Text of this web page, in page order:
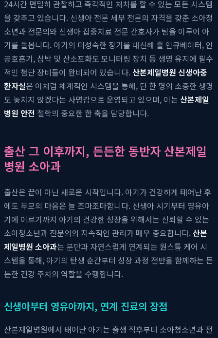
24시간 면밀히 관찰하고 즉각적인 처치를 할 수 있는 모든 시스템
을 갖추고 있습니다. 신생아 전문 세부 전문의 자격을 갖춘 소아청
소년과 전문의와 신생아 집중치료 전문 간호사가 팀을 이루어 아
기를 돌봅니다. 아기의 미성숙한 장기를 대신해 줄 인큐베이터, 인
공호흡기, 심박 및 산소포화도 모니터링 장치 등 생명 유지에 필수
적인 첨단 장비들이 완비되어 있습니다. 산본제일병원 신생아중
환자실은 이처럼 체계적인 시스템을 통해, 단 한 명의 소중한 생명
도 놓치지 않겠다는 사명감으로 운영되고 있으며, 이는 산본제일
병원 안전 철학의 중요한 한 축을 담당합니다.
출산 그 이후까지, 든든한 동반자 산본제일
병원 소아과
출산은 끝이 아닌 새로운 시작입니다. 아기가 건강하게 태어난 후
에도 부모의 마음은 늘 조마조마합니다. 신생아 시기부터 영유아
기에 이르기까지 아기의 건강한 성장을 위해서는 신뢰할 수 있는
소아청소년과 전문의의 지속적인 관리가 매우 중요합니다. 산본
제일병원 소아과는 분만과 자연스럽게 연계되는 원스톱 케어 시
스템을 통해, 아기의 탄생 순간부터 성장 과정 전반을 함께하는 든
든한 건강 주치의 역할을 수행합니다.
신생아부터 영유아까지, 연계 진료의 장점
산본제일병원에서 태어난 아기는 출생 직후부터 소아청소년과 전